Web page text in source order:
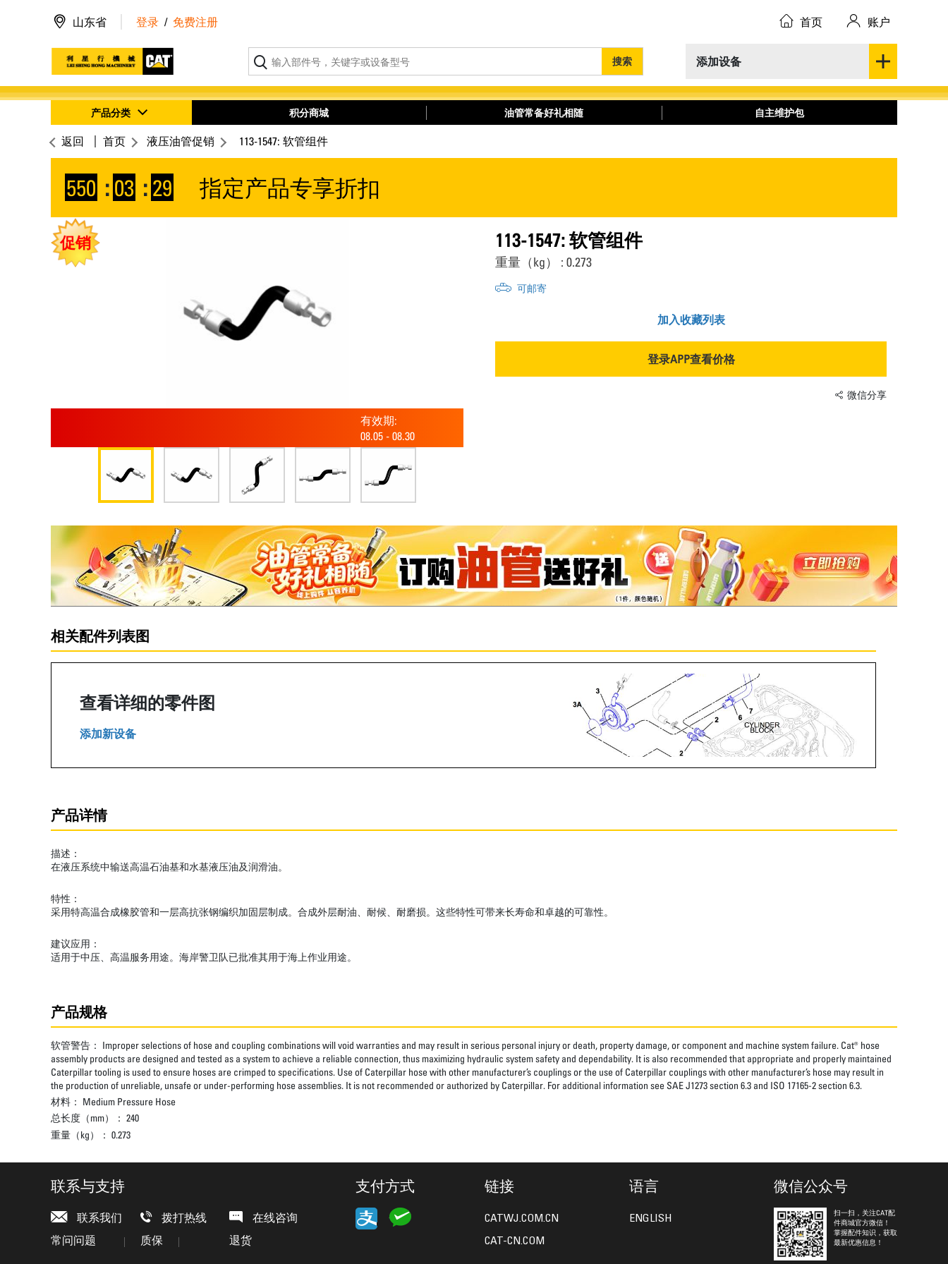
添加设备
搜索
山东省 登录 / 免费注册 首页 账户
产品分类 积分商城 油管常备好礼相随 自主维护包
返回 首页 液压油管促销 113-1547: 软管组件
550 : 03 : 28 指定产品专享折扣
促销
有效期:
08.05 - 08.30
113-1547: 软管组件
重量（kg） : 0.273
可邮寄
加入收藏列表
登录APP查看价格
微信分享
相关配件列表图
查看详细的零件图
添加新设备
产品详情
描述：
在液压系统中输送高温石油基和水基液压油及润滑油。
特性：
采用特高温合成橡胶管和一层高抗张钢编织加固层制成。合成外层耐油、耐候、耐磨损。这些特性可带来长寿命和卓越的可靠性。
建议应用：
适用于中压、高温服务用途。海岸警卫队已批准其用于海上作业用途。
产品规格
软管警告： Improper selections of hose and coupling combinations will void warranties and may result in serious personal injury or death, property damage, or component and machine system failure. Cat® hose
assembly products are designed and tested as a system to achieve a reliable connection, thus maximizing hydraulic system safety and dependability. It is also recommended that appropriate and properly maintained
Caterpillar tooling is used to ensure hoses are crimped to specifications. Use of Caterpillar hose with other manufacturer’s couplings or the use of Caterpillar couplings with other manufacturer’s hose may result in
the production of unreliable, unsafe or under-performing hose assemblies. It is not recommended or authorized by Caterpillar. For additional information see SAE J1273 section 6.3 and ISO 17165-2 section 6.3.
材料： Medium Pressure Hose
总长度（mm）： 240
重量（kg）： 0.273
联系与支持
联系我们 拨打热线
在线咨询
常问问题
质保 退货
支付方式 链接
CATWJ.COM.CN
CAT-CN.COM
语言
ENGLISH
微信公众号
扫一扫，关注CAT配
件商城官方微信！
掌握配件知识，获取
最新优惠信息！